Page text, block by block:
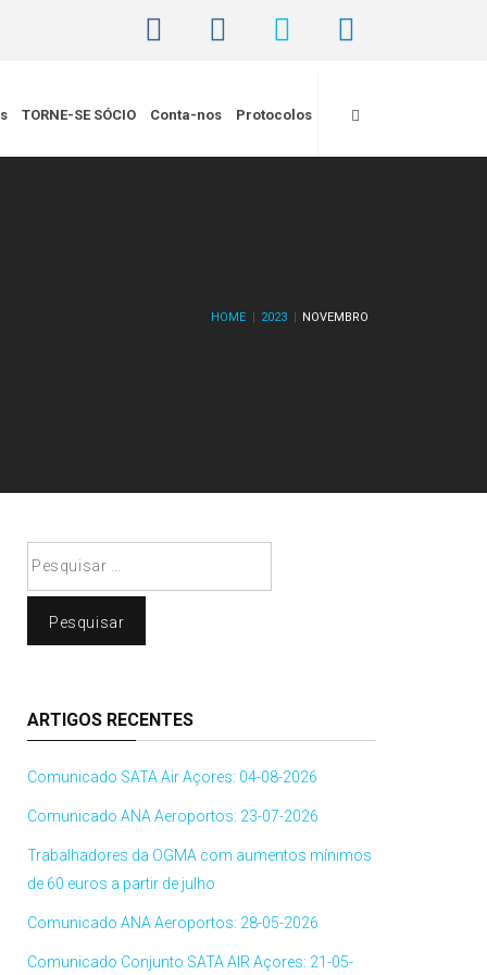
TORNE-SE SÓCIO Conta-nos Protocolos
HOME 2023 NOVEMBRO
ARTIGOS RECENTES
Comunicado SATA Air Açores: 04-08-2026
Comunicado ANA Aeroportos: 23-07-2026
Trabalhadores da OGMA com aumentos mínimos
de 60 euros a partir de julho
Comunicado ANA Aeroportos: 28-05-2026
Comunicado Conjunto SATA AIR Açores: 21-05-